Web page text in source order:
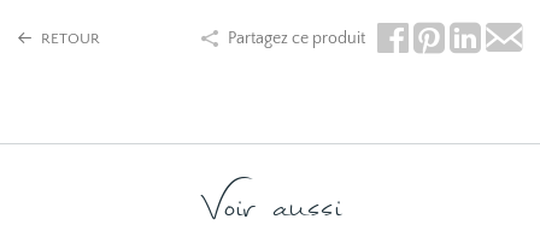
RETOUR Partagez ce produit